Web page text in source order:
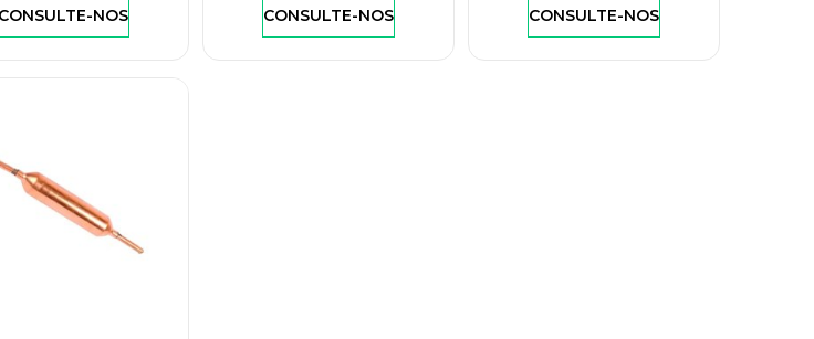
CONSULTE-NOS CONSULTE-NOS CONSULTE-NOS